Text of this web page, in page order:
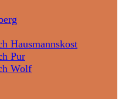
Hausmannskost
Pur
Wolf